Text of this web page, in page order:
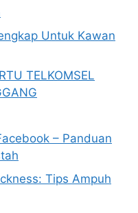
Untuk Kawan
TELKOMSEL
– Panduan
Tips Ampuh